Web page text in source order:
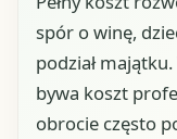
spór o winę,
podział
bywa koszt
obrocie często